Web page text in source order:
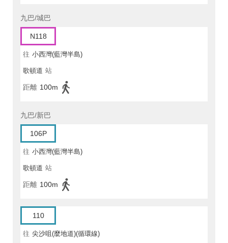
九巴/城巴
N118
往 小西灣(藍灣半島)
歌頓道 站
距離 100m
九巴/新巴
106P
往 小西灣(藍灣半島)
歌頓道 站
距離 100m
110
往 尖沙咀(麼地道)(循環線)